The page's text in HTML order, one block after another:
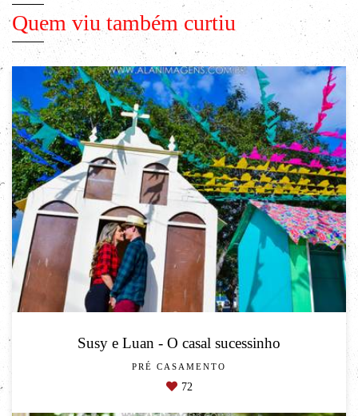
Quem viu também curtiu
Susy e Luan - O casal sucessinho
PRÉ CASAMENTO
72